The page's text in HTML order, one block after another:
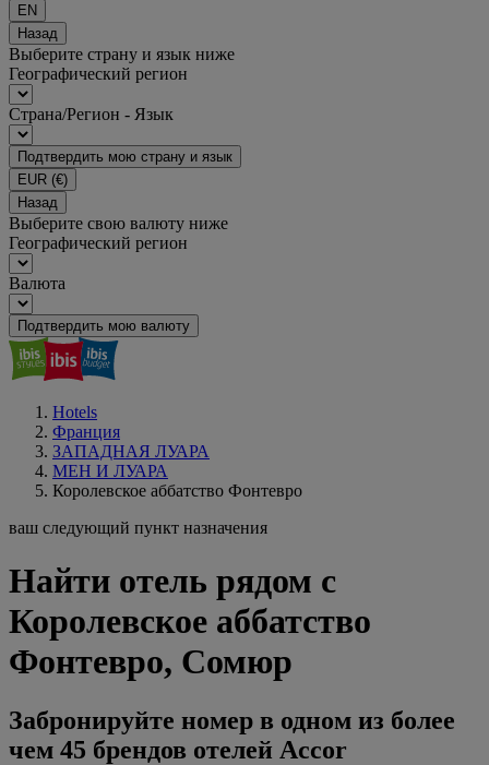
EN
Назад
Выберите страну и язык ниже
Географический регион
Страна/Регион - Язык
Подтвердить мою страну и язык
EUR (€)
Назад
Выберите свою валюту ниже
Географический регион
Валюта
Подтвердить мою валюту
Hotels
Франция
ЗАПАДНАЯ ЛУАРА
МЕН И ЛУАРА
Королевское аббатство Фонтевро
ваш следующий пункт назначения
Найти отель рядом с
Королевское аббатство
Фонтевро, Сомюр
Забронируйте номер в одном из более
чем 45 брендов отелей Accor